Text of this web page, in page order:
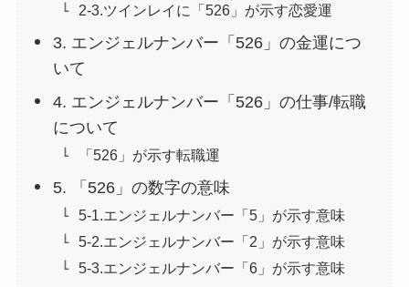
2-3.ツインレイに「526」が示す恋愛運
3. エンジェルナンバー「526」の金運につ
いて
4. エンジェルナンバー「526」の仕事/転職
について
「526」が示す転職運
5. 「526」の数字の意味
5-1.エンジェルナンバー「5」が示す意味
5-2.エンジェルナンバー「2」が示す意味
5-3.エンジェルナンバー「6」が示す意味